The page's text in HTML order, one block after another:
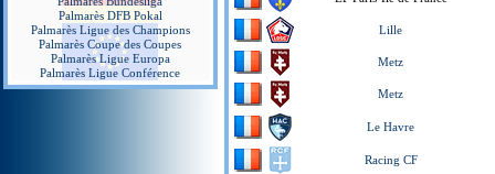
Palmarès DFB Pokal
Palmarès Ligue des Champions
Palmarès Coupe des Coupes
Palmarès Ligue Europa
Palmarès Ligue Conférence
Lille
Metz
Metz
Le Havre
Racing CF